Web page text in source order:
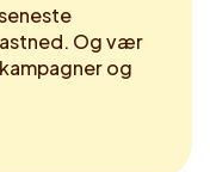
Og vær
og